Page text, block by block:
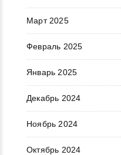
Март 2025
Февраль 2025
Январь 2025
Декабрь 2024
Ноябрь 2024
Октябрь 2024